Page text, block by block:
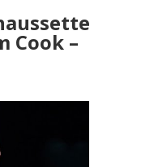
Cook –